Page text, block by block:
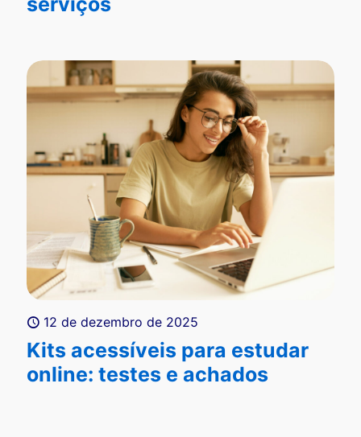
12 de dezembro de 2025
Kits acessíveis para estudar
online: testes e achados